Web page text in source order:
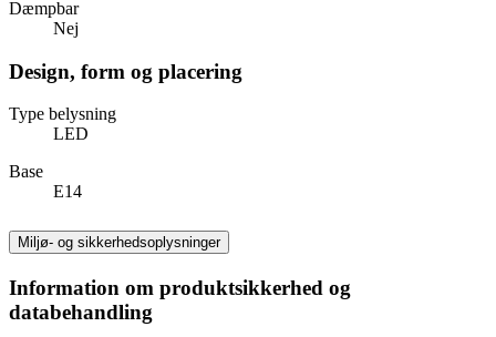
Dæmpbar
Nej
Design, form og placering
Type belysning
LED
Base
E14
Miljø- og sikkerhedsoplysninger
Information om produktsikkerhed og
databehandling